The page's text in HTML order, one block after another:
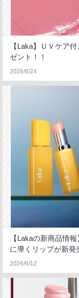
【Laka】ＵＶケア
ゼント！！
2026/6/24
【Lakaの新商品情
に導くリップが新発
2026/6/12